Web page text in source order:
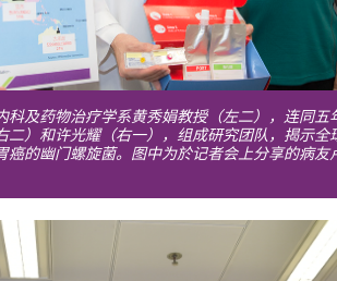
科及药物治疗学系黄秀娟教授（左二），连同五
二）和许光耀（右一），组成研究团队，揭示全
癌的幽门螺旋菌。图中为於记者会上分享的病友